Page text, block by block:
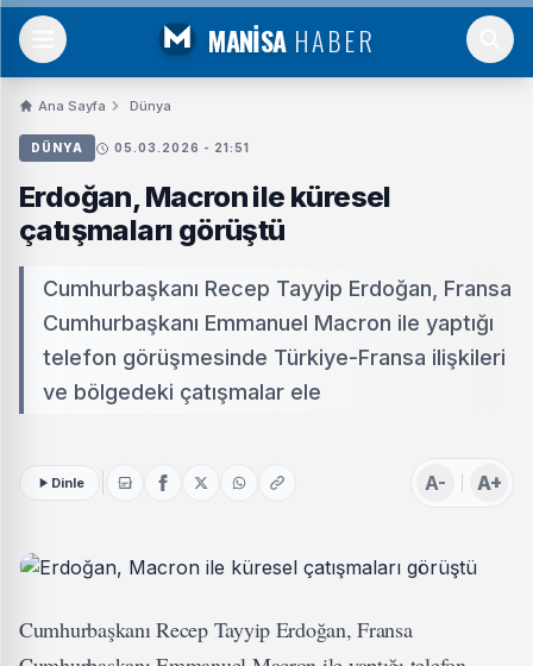
MANİSA HABER
Ana Sayfa Dünya
DÜNYA 05.03.2026 - 21:51
Erdoğan, Macron ile küresel
çatışmaları görüştü
Cumhurbaşkanı Recep Tayyip Erdoğan, Fransa
Cumhurbaşkanı Emmanuel Macron ile yaptığı
telefon görüşmesinde Türkiye-Fransa ilişkileri
ve bölgedeki çatışmalar ele
Dinle A- A+
Cumhurbaşkanı Recep Tayyip Erdoğan, Fransa